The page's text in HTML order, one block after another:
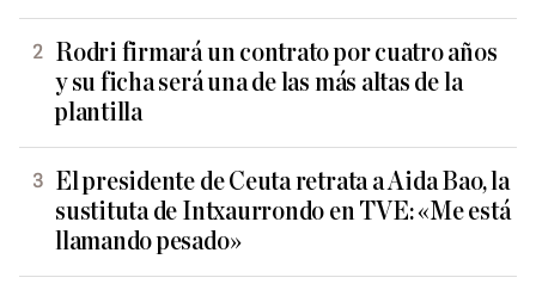
Rodri firmará un contrato por cuatro años
y su ficha será una de las más altas de la
plantilla
El presidente de Ceuta retrata a Aida Bao, la
sustituta de Intxaurrondo en TVE: «Me está
llamando pesado»